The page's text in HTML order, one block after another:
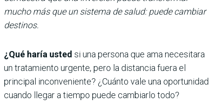
mucho más que un sistema de salud: puede cambiar
destinos.
¿Qué haría usted si una persona que ama necesitara
un tratamiento urgente, pero la distancia fuera el
principal inconveniente? ¿Cuánto vale una oportunidad
cuando llegar a tiempo puede cambiarlo todo?